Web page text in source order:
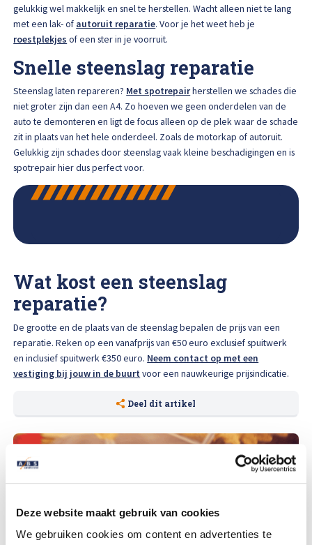
Deze website maakt gebruik van cookies
We gebruiken cookies om content en advertenties te
gelukkig wel makkelijk en snel te herstellen. Wacht alleen niet te lang
met een lak- of autoruit reparatie. Voor je het weet heb je
roestplekjes of een ster in je voorruit.
Snelle steenslag reparatie
Steenslag laten repareren? Met spotrepairherstellen we schades die
niet groter zijn dan een A4. Zo hoeven we geen onderdelen van de
auto te demonteren en ligt de focus alleen op de plek waar de schade
zit in plaats van het hele onderdeel. Zoals de motorkap of autoruit.
Gelukkig zijn schades door steenslag vaak kleine beschadigingen en is
spotrepair hier dus perfect voor.
Wat kost een steenslag
reparatie?
De grootte en de plaats van de steenslag bepalen de prijs van een
reparatie. Reken op een vanafprijs van €50 euro exclusief spuitwerk
en inclusief spuitwerk €350 euro. Neem contact op met een
vestiging bij jouw in de buurt voor een nauwkeurige prijsindicatie.
Deel dit artikel